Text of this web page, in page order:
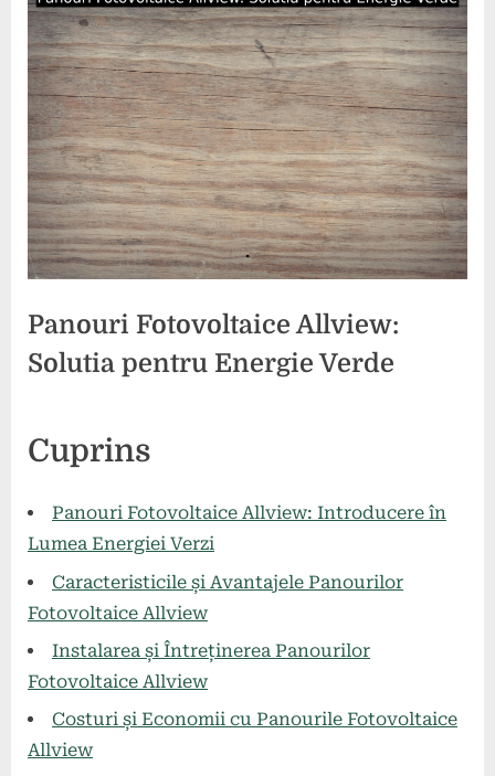
Panouri Fotovoltaice Allview:
Solutia pentru Energie Verde
on
mai
Cuprins
Panouri Fotovoltaice Allview: Introducere în
Lumea Energiei Verzi
Caracteristicile și Avantajele Panourilor
Fotovoltaice Allview
Instalarea și Întreținerea Panourilor
Fotovoltaice Allview
Costuri și Economii cu Panourile Fotovoltaice
Allview